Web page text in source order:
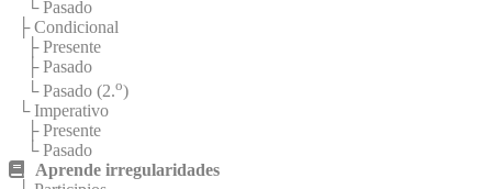
└ Pasado
├ Condicional
├ Presente
├ Pasado
└ Pasado (2.o)
└ Imperativo
├ Presente
└ Pasado
Aprende irregularidades